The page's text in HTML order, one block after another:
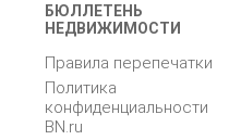
БЮЛЛЕТЕНЬ
НЕДВИЖИМОСТИ
Правила перепечатки
Политика
конфиденциальности
BN.ru